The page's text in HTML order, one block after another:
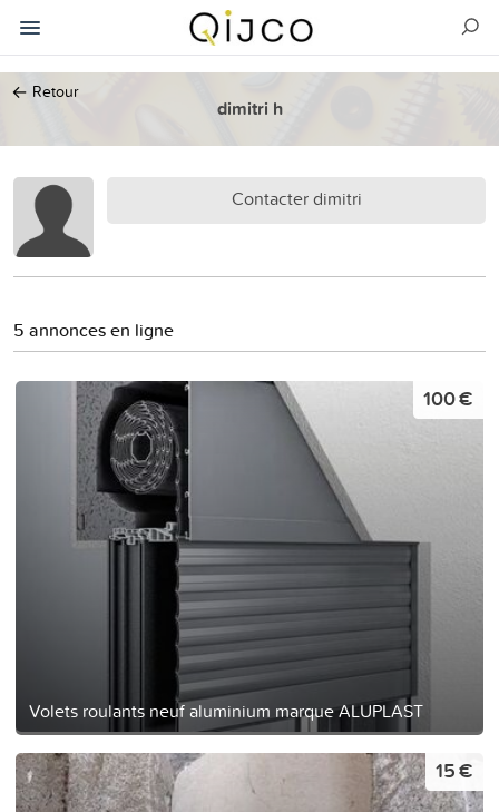
← Retour
dimitri h
Contacter dimitri
5 annonces en ligne
Volets roulants neuf aluminium marque ALUPLAST
100 €
15 €